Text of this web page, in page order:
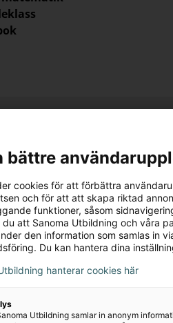
matematik
Koll på
bättre
cookies för att förbättra
och för att att skapa riktad
funktioner, såsom
du att Sanoma Utbildning och våra
den information som samlas in
Du kan hantera dina
hanterar cookies här
Utbildning samlar in anonym